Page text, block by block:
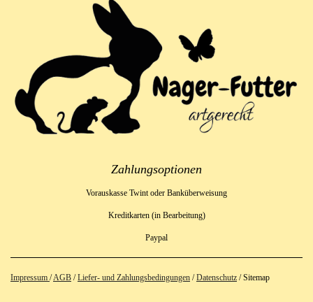
Zahlungsoptionen
Vorauskasse Twint oder Banküberweisung
Kreditkarten (in Bearbeitung)
Paypal
Impressum /AGB /Liefer- und Zahlungsbedingungen /Datenschutz / Sitemap